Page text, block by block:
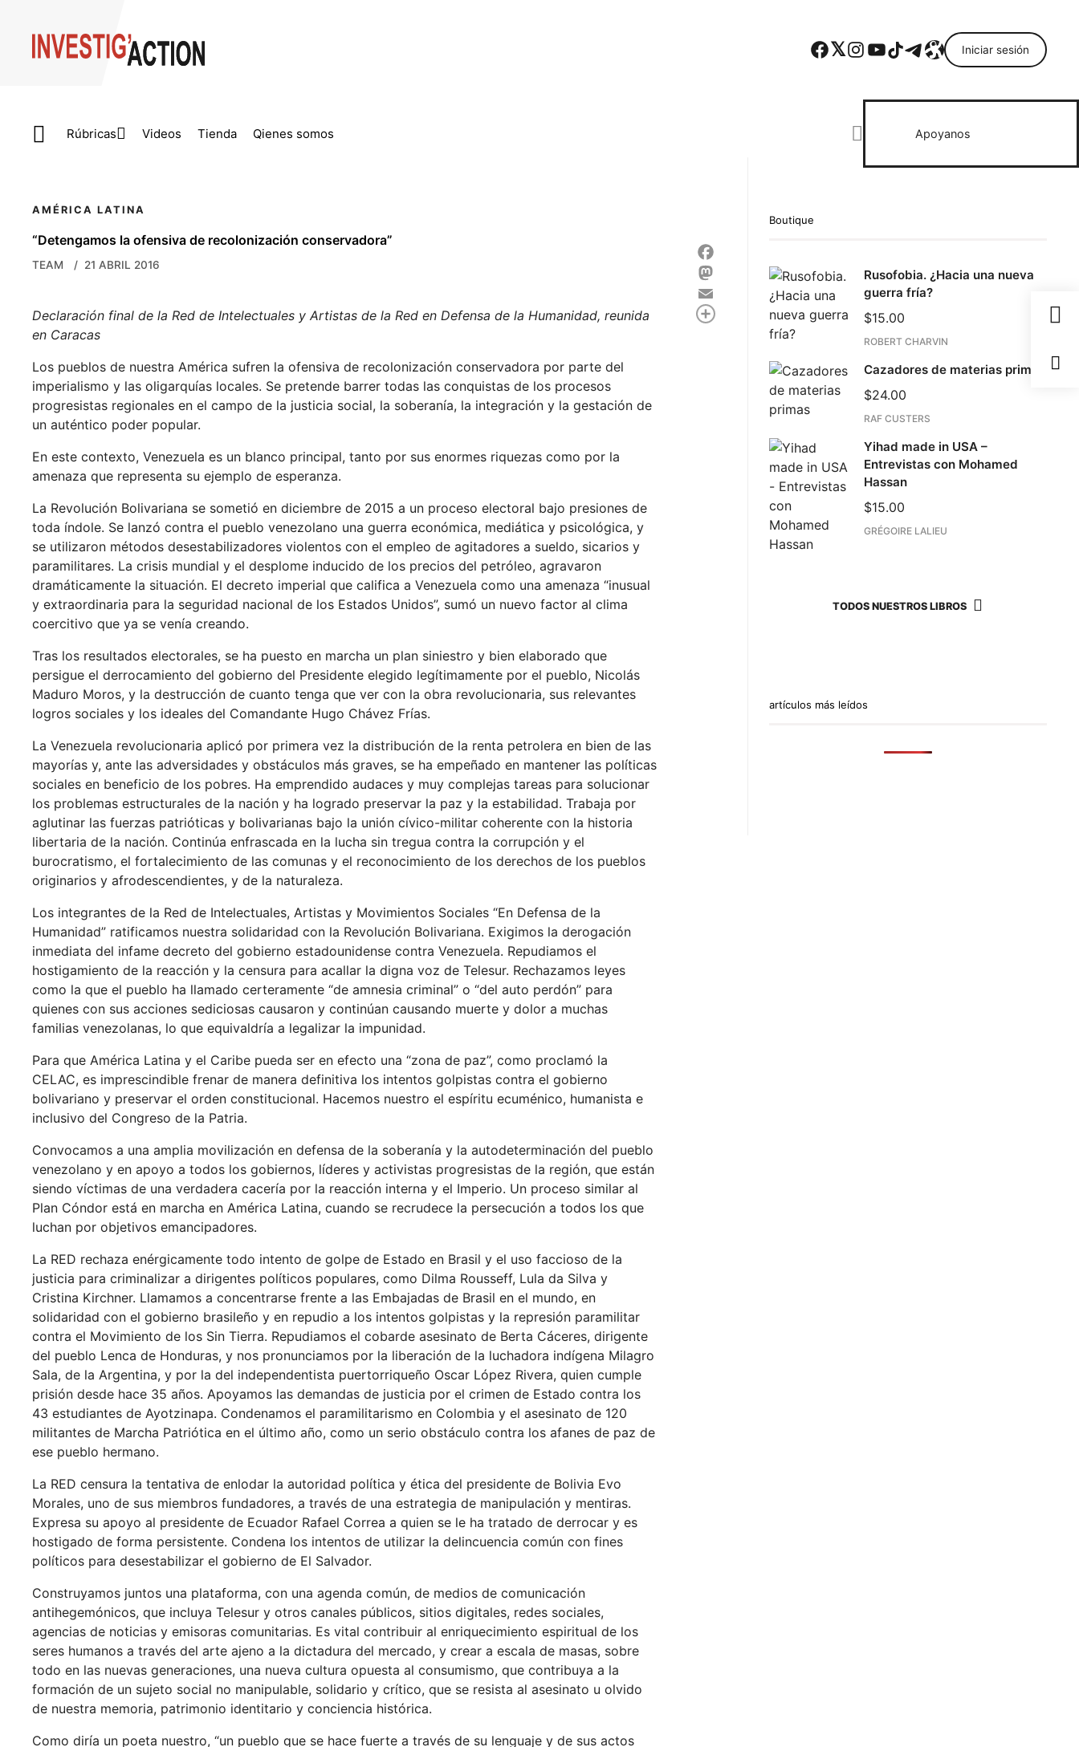
Facebook Twitter Instagram YouTube TikTok Telegram Enlace Iniciar sesión
Rúbricas Videos Tienda Qienes somos Apoyanos
“Detengamos la ofensiva de recolonización conservadora”
TEAM 21 ABRIL 2016
Declaración final de la Red de Intelectuales y Artistas de la Red en Defensa de la Humanidad, reunida
en Caracas
Los pueblos de nuestra América sufren la ofensiva de recolonización conservadora por parte del
imperialismo y las oligarquías locales. Se pretende barrer todas las conquistas de los procesos
progresistas regionales en el campo de la justicia social, la soberanía, la integración y la gestación de
un auténtico poder popular.
En este contexto, Venezuela es un blanco principal, tanto por sus enormes riquezas como por la
amenaza que representa su ejemplo de esperanza.
La Revolución Bolivariana se sometió en diciembre de 2015 a un proceso electoral bajo presiones de
toda índole. Se lanzó contra el pueblo venezolano una guerra económica, mediática y psicológica, y
se utilizaron métodos desestabilizadores violentos con el empleo de agitadores a sueldo, sicarios y
paramilitares. La crisis mundial y el desplome inducido de los precios del petróleo, agravaron
dramáticamente la situación. El decreto imperial que califica a Venezuela como una amenaza “inusual
y extraordinaria para la seguridad nacional de los Estados Unidos”, sumó un nuevo factor al clima
coercitivo que ya se venía creando.
Tras los resultados electorales, se ha puesto en marcha un plan siniestro y bien elaborado que
persigue el derrocamiento del gobierno del Presidente elegido legítimamente por el pueblo, Nicolás
Maduro Moros, y la destrucción de cuanto tenga que ver con la obra revolucionaria, sus relevantes
logros sociales y los ideales del Comandante Hugo Chávez Frías.
La Venezuela revolucionaria aplicó por primera vez la distribución de la renta petrolera en bien de las
mayorías y, ante las adversidades y obstáculos más graves, se ha empeñado en mantener las políticas
sociales en beneficio de los pobres. Ha emprendido audaces y muy complejas tareas para solucionar
los problemas estructurales de la nación y ha logrado preservar la paz y la estabilidad. Trabaja por
aglutinar las fuerzas patrióticas y bolivarianas bajo la unión cívico-militar coherente con la historia
libertaria de la nación. Continúa enfrascada en la lucha sin tregua contra la corrupción y el
burocratismo, el fortalecimiento de las comunas y el reconocimiento de los derechos de los pueblos
originarios y afrodescendientes, y de la naturaleza.
Los integrantes de la Red de Intelectuales, Artistas y Movimientos Sociales “En Defensa de la
Humanidad” ratificamos nuestra solidaridad con la Revolución Bolivariana. Exigimos la derogación
inmediata del infame decreto del gobierno estadounidense contra Venezuela. Repudiamos el
hostigamiento de la reacción y la censura para acallar la digna voz de Telesur. Rechazamos leyes
como la que el pueblo ha llamado certeramente “de amnesia criminal” o “del auto perdón” para
quienes con sus acciones sediciosas causaron y continúan causando muerte y dolor a muchas
familias venezolanas, lo que equivaldría a legalizar la impunidad.
Para que América Latina y el Caribe pueda ser en efecto una “zona de paz”, como proclamó la
CELAC, es imprescindible frenar de manera definitiva los intentos golpistas contra el gobierno
bolivariano y preservar el orden constitucional. Hacemos nuestro el espíritu ecuménico, humanista e
inclusivo del Congreso de la Patria.
Convocamos a una amplia movilización en defensa de la soberanía y la autodeterminación del pueblo
venezolano y en apoyo a todos los gobiernos, líderes y activistas progresistas de la región, que están
siendo víctimas de una verdadera cacería por la reacción interna y el Imperio. Un proceso similar al
Plan Cóndor está en marcha en América Latina, cuando se recrudece la persecución a todos los que
luchan por objetivos emancipadores.
La RED rechaza enérgicamente todo intento de golpe de Estado en Brasil y el uso faccioso de la
justicia para criminalizar a dirigentes políticos populares, como Dilma Rousseff, Lula da Silva y
Cristina Kirchner. Llamamos a concentrarse frente a las Embajadas de Brasil en el mundo, en
solidaridad con el gobierno brasileño y en repudio a los intentos golpistas y la represión paramilitar
contra el Movimiento de los Sin Tierra. Repudiamos el cobarde asesinato de Berta Cáceres, dirigente
del pueblo Lenca de Honduras, y nos pronunciamos por la liberación de la luchadora indígena Milagro
Sala, de la Argentina, y por la del independentista puertorriqueño Oscar López Rivera, quien cumple
prisión desde hace 35 años. Apoyamos las demandas de justicia por el crimen de Estado contra los
43 estudiantes de Ayotzinapa. Condenamos el paramilitarismo en Colombia y el asesinato de 120
militantes de Marcha Patriótica en el último año, como un serio obstáculo contra los afanes de paz de
ese pueblo hermano.
La RED censura la tentativa de enlodar la autoridad política y ética del presidente de Bolivia Evo
Morales, uno de sus miembros fundadores, a través de una estrategia de manipulación y mentiras.
Expresa su apoyo al presidente de Ecuador Rafael Correa a quien se le ha tratado de derrocar y es
hostigado de forma persistente. Condena los intentos de utilizar la delincuencia común con fines
políticos para desestabilizar el gobierno de El Salvador.
Construyamos juntos una plataforma, con una agenda común, de medios de comunicación
antihegemónicos, que incluya Telesur y otros canales públicos, sitios digitales, redes sociales,
agencias de noticias y emisoras comunitarias. Es vital contribuir al enriquecimiento espiritual de los
seres humanos a través del arte ajeno a la dictadura del mercado, y crear a escala de masas, sobre
todo en las nuevas generaciones, una nueva cultura opuesta al consumismo, que contribuya a la
formación de un sujeto social no manipulable, solidario y crítico, que se resista al asesinato u olvido
de nuestra memoria, patrimonio identitario y conciencia histórica.
Como diría un poeta nuestro, “un pueblo que se hace fuerte a través de su lenguaje y de sus actos
AMÉRICA LATINA
Facebook
Mastodon
Email
Compartir
Boutique
Rusofobia. ¿Hacia una nueva
guerra fría?
$15.00
ROBERT CHARVIN
Cazadores de materias primas
$24.00
RAF CUSTERS
Yihad made in USA –
Entrevistas con Mohamed
Hassan
$15.00
GRÉGOIRE LALIEU
TODOS NUESTROS LIBROS
artículos más leídos